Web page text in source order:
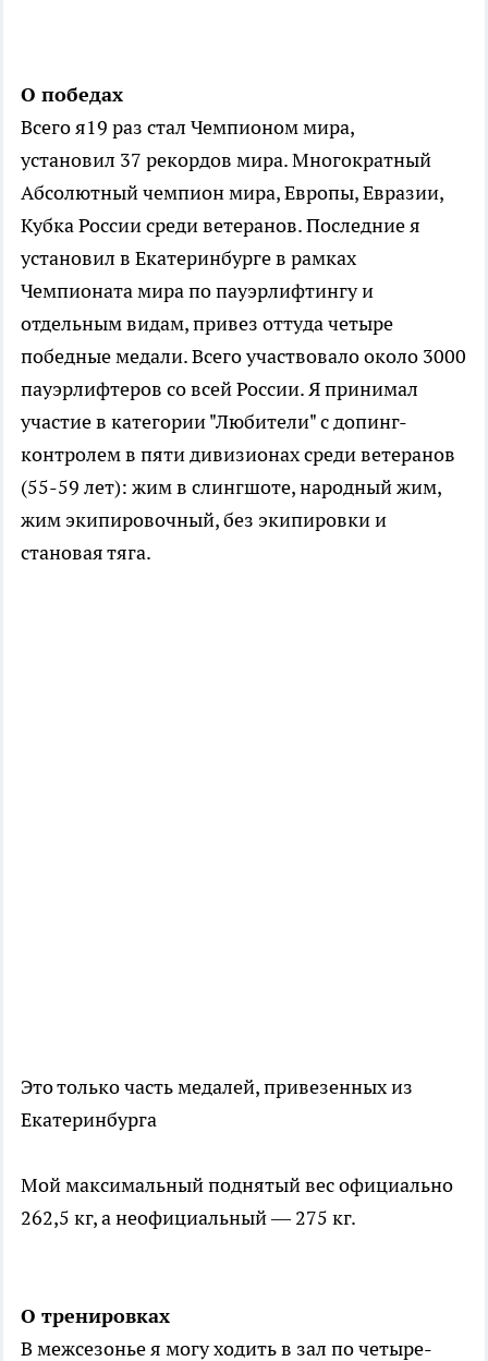
О победах
Всего я19 раз стал Чемпионом мира,
установил 37 рекордов мира. Многократный
Абсолютный чемпион мира, Европы, Евразии,
Кубка России среди ветеранов. Последние я
установил в Екатеринбурге в рамках
Чемпионата мира по пауэрлифтингу и
отдельным видам, привез оттуда четыре
победные медали. Всего участвовало около 3000
пауэрлифтеров со всей России. Я принимал
участие в категории "Любители" с допинг-
контролем в пяти дивизионах среди ветеранов
(55-59 лет): жим в слингшоте, народный жим,
жим экипировочный, без экипировки и
становая тяга.
Это только часть медалей, привезенных из
Екатеринбурга
Мой максимальный поднятый вес официально
262,5 кг, а неофициальный — 275 кг.
О тренировках
В межсезонье я могу ходить в зал по четыре-